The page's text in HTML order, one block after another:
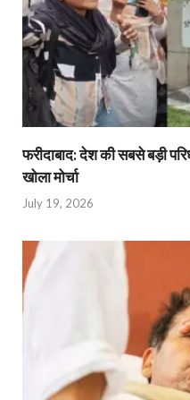
फरीदाबाद: देश की सबसे बड़ी
खोला मोर्चा
July 19, 2026